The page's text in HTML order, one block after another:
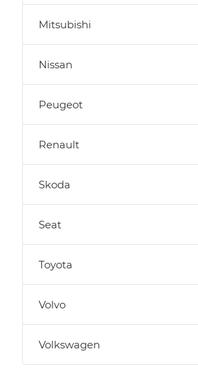
Mitsubishi
Nissan
Peugeot
Renault
Skoda
Seat
Toyota
Volvo
Volkswagen